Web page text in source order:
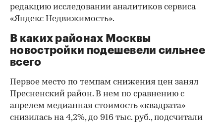
редакцию исследовании аналитиков сервиса
«Яндекс Недвижимость».
В каких районах Москвы
новостройки подешевели сильнее
всего
Первое место по темпам снижения цен занял
Пресненский район. В нем по сравнению с
апрелем медианная стоимость «квадрата»
снизилась на 4,2%, до 916 тыс. руб., подсчитали